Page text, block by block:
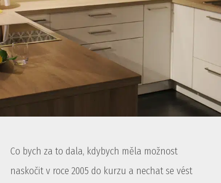
Co bych za to dala, kdybych měla možnost
naskočit v roce 2005 do kurzu a nechat se vést